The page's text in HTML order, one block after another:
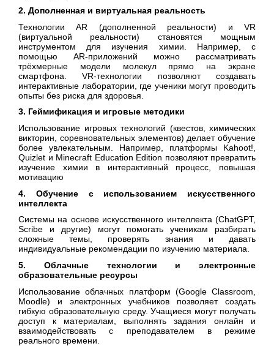
2. Дополненная и виртуальная реальность
Технологии AR (дополненной реальности) и VR
(виртуальной реальности) становятся мощным
инструментом для изучения химии. Например, с
помощью AR-приложений можно рассматривать
трёхмерные модели молекул прямо на экране
смартфона. VR-технологии позволяют создавать
интерактивные лаборатории, где ученики могут проводить
опыты без риска для здоровья.
3. Геймификация и игровые методики
Использование игровых технологий (квестов, химических
викторин, соревновательных элементов) делает обучение
более увлекательным. Например, платформы Kahoot!,
Quizlet и Minecraft Education Edition позволяют превратить
изучение химии в интерактивный процесс, повышая
мотивацию
4. Обучение с использованием искусственного
интеллекта
Системы на основе искусственного интеллекта (ChatGPT,
Scribe и другие) могут помогать ученикам разбирать
сложные темы, проверять знания и давать
индивидуальные рекомендации по изучению материала.
5. Облачные технологии и электронные
образовательные ресурсы
Использование облачных платформ (Google Classroom,
Moodle) и электронных учебников позволяет создать
гибкую образовательную среду. Учащиеся могут получать
доступ к материалам, выполнять задания онлайн и
взаимодействовать с преподавателем в режиме
реального времени.